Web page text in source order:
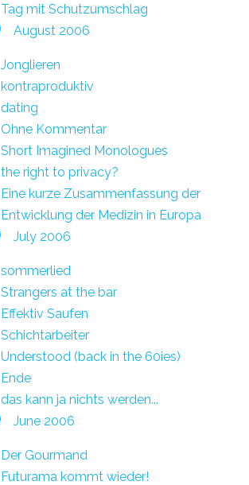
Tag mit Schutzumschlag
August 2006
Jonglieren
kontraproduktiv
dating
Ohne Kommentar
Short Imagined Monologues
the right to privacy?
Eine kurze Zusammenfassung der
Entwicklung der Medizin in Europa
July 2006
sommerlied
Strangers at the bar
Effektiv Saufen
Schichtarbeiter
Understood (back in the 60ies)
Ende
das kann ja nichts werden...
June 2006
Der Gourmand
Futurama kommt wieder!